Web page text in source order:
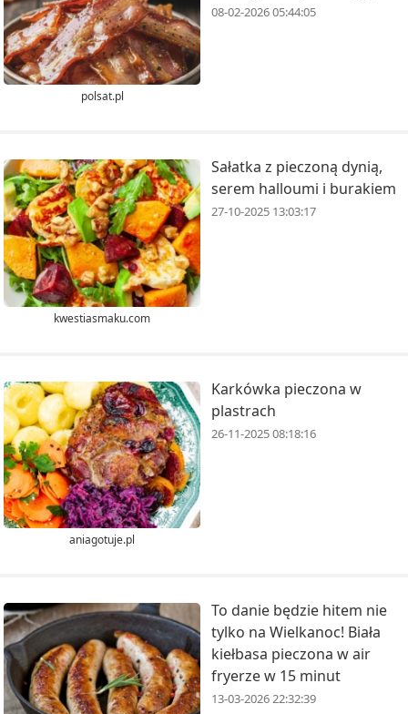
polsat.pl
08-02-2026 05:44:05
kwestiasmaku.com
Sałatka z pieczoną dynią,
serem halloumi i burakiem
27-10-2025 13:03:17
aniagotuje.pl
Karkówka pieczona w
plastrach
26-11-2025 08:18:16
To danie będzie hitem nie
tylko na Wielkanoc! Biała
kiełbasa pieczona w air
fryerze w 15 minut
13-03-2026 22:32:39